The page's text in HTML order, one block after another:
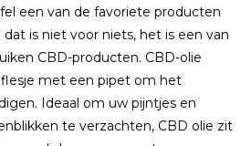
een van de favoriete producten
is niet voor niets, het is een van
CBD-producten. CBD-olie
met een pipet om het
Ideaal om uw pijntjes en
te verzachten, CBD olie zit